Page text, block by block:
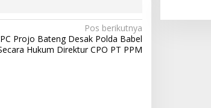
Pos berikutnya
Projo Bateng Desak Polda Babel
Hukum Direktur CPO PT PPM